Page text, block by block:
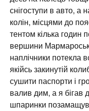
снігоступи в авто, а
колін, місцями до
тентом кілька годин
вершини
наплічники потекла
якійсь закинутій
сушити паспорти і
валив дим, а я бігав
шпаринки